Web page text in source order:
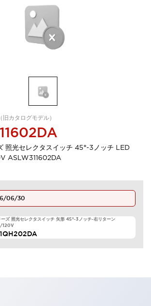
カタログモデル）
照光セレクタスイッチ 45°-3ノッチ LED
ASLW311602DA
06/30
ズ 照光セレクタスイッチ 矢形 45°-3ノッチ-右リターン
120V